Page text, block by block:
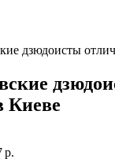
дзюдоисты
Киеве
р.